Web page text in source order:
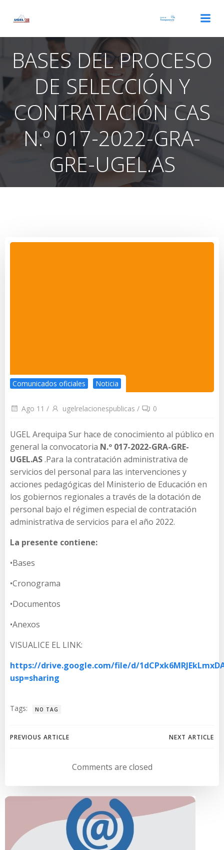
BASES DEL PROCESO
DE SELECCIÓN Y
CONTRATACIÓN CAS
N.º 017-2022-GRA-
GRE-UGEL.AS
Comunicados oficiales Noticia
Ago 11 / ugelrelacionespublicas / 0
UGEL Arequipa Sur hace de conocimiento al público en
general la convocatoria N.º 017-2022-GRA-GRE-
UGEL.AS.Para la contratación administrativa de
servicios del personal para las intervenciones y
acciones pedagógicas del Ministerio de Educación en
los gobiernos regionales a través de la dotación de
personal bajo el régimen especial de contratación
administrativa de servicios para el año 2022.
La presente contiene:
•Bases
•Cronograma
•Documentos
•Anexos
VISUALICE EL LINK:
https://drive.google.com/file/d/
usp=sharing
Tags: NO TAG
Navegación
entradas
PREVIOUS ARTICLE
Navegación
de
entradas
NEXT ARTICLE
Comments are closed